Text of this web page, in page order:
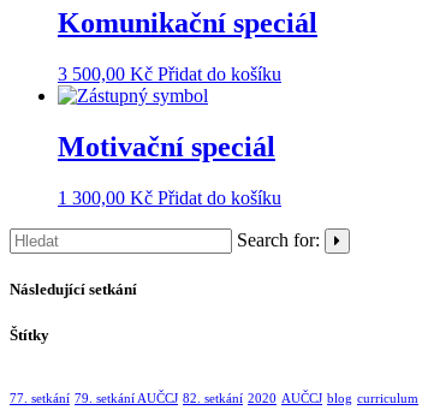
Komunikační speciál
3 500,00 Kč Přidat do košíku
Motivační speciál
1 300,00 Kč Přidat do košíku
Search for:
Následující setkání
Štítky
77. setkání 79. setkání AUČCJ 82. setkání 2020 AUČCJ blog curriculum